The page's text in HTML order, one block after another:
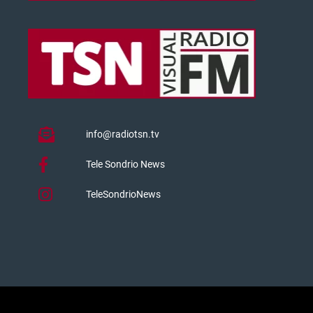
info@radiotsn.tv
Tele Sondrio News
TeleSondrioNews